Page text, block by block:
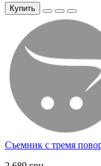
Купить
Съемник с тремя